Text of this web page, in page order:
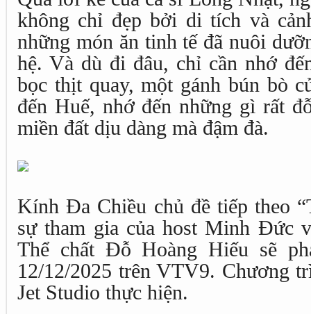
không chỉ đẹp bởi di tích và
những món ăn tinh tế đã nuôi
hệ. Và dù đi đâu, chỉ cần nhớ
bọc thịt quay, một gánh bún bò
đến Huế, nhớ đến những gì rất
miền đất dịu dàng mà đậm đà.
Kính Đa Chiều chủ đề tiếp theo
sự tham gia của host Minh Đức
Thể chất Đỗ Hoàng Hiếu sẽ
12/12/2025 trên VTV9. Chương
Jet Studio thực hiện.